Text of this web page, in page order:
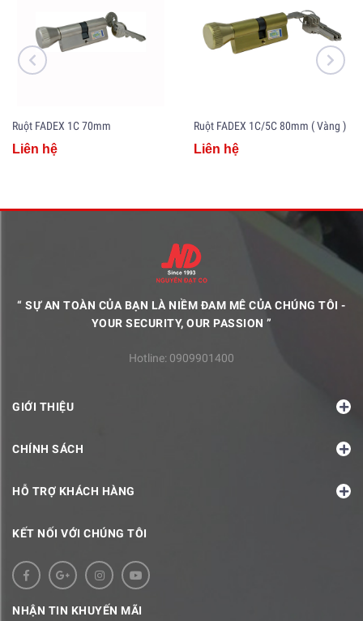
Ruột FADEX 1C 70mm
Liên hệ
Ruột FADEX 1C/5C 80mm ( Vàng )
Liên hệ
“ SỰ AN TOÀN CỦA BẠN LÀ NIỀM ĐAM MÊ CỦA CHÚNG TÔI -
YOUR SECURITY, OUR PASSION ”
Hotline: 0909901400
GIỚI THIỆU
CHÍNH SÁCH
HỖ TRỢ KHÁCH HÀNG
KẾT NỐI VỚI CHÚNG TÔI
NHẬN TIN KHUYẾN MÃI